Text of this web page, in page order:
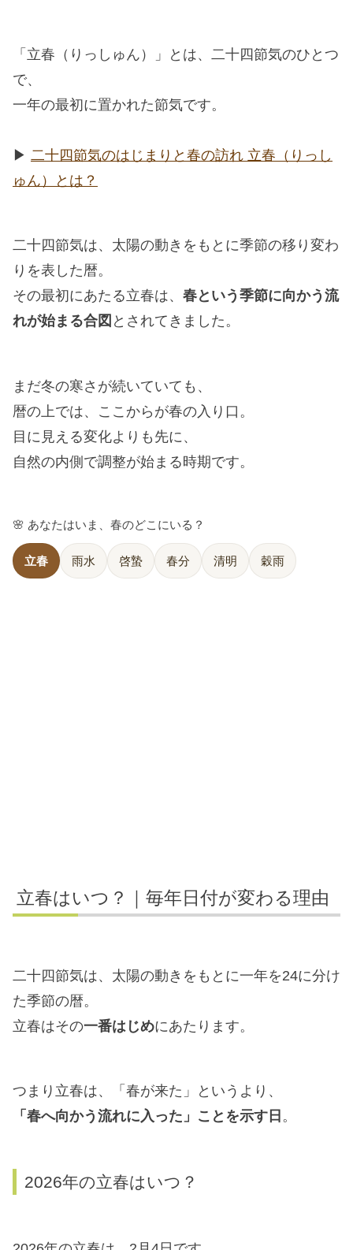
「立春（りっしゅん）」とは、二十四節気のひとつ
で、
一年の最初に置かれた節気です。
▶︎ 二十四節気のはじまりと春の訪れ 立春（りっし
ゅん）とは？
二十四節気は、太陽の動きをもとに季節の移り変わ
りを表した暦。
その最初にあたる立春は、 春という季節に向かう流
れが始まる合図 とされてきました。
まだ冬の寒さが続いていても、
暦の上では、ここからが春の入り口。
目に見える変化よりも先に、
自然の内側で調整が始まる時期です。
🌸 あなたはいま、春のどこにいる？
立春 雨水 啓蟄 春分 清明 穀雨
立春はいつ？｜毎年日付が変わる理由
二十四節気は、太陽の動きをもとに一年を24に分け
た季節の暦。
立春はその一番はじめにあたります。
つまり立春は、「春が来た」というより、
「春へ向かう流れに入った」ことを示す日 。
2026年の立春はいつ？